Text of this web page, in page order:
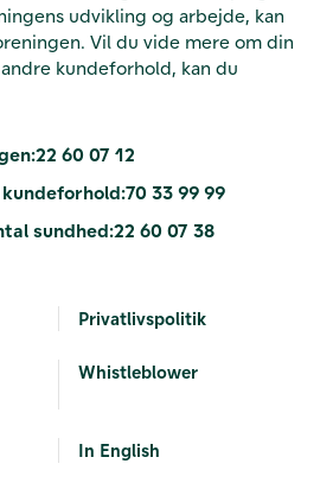
udvikling og arbejde, kan
Vil du vide mere om din
kundeforhold, kan du
22 60 07 12
70 33 99 99
sundhed:22 60 07 38
Privatlivspolitik
Whistleblower
In English